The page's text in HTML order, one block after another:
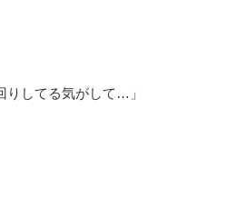
りしてる気がして…」